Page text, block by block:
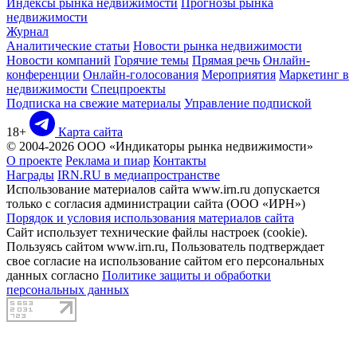
недвижимости
Журнал
Аналитические статьи Новости рынка недвижимости
Новости компаний Горячие темы Прямая речь Онлайн-
конференции Онлайн-голосования Мероприятия Маркетинг в
недвижимости Спецпроекты
Подписка на свежие материалы Управление подпиской
18+
Карта сайта
© 2004-2026 ООО «Индикаторы рынка недвижимости»
О проекте Реклама и пиар Контакты
Награды IRN.RU в медиапространстве
Использование материалов сайта www.irn.ru допускается
только с согласия администрации сайта (ООО «ИРН»)
Порядок и условия использования материалов сайта
Сайт использует технические файлы настроек (cookie).
Пользуясь сайтом www.irn.ru, Пользователь подтверждает
свое согласие на использование сайтом его персональных
данных согласно Политике защиты и обработки
персональных данных